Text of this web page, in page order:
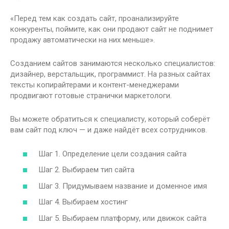
«Перед тем как создать сайт, проанализируйте
конкуренты, поймите, как они продают сайт не поднимет
продажу автоматически на них меньше».
Созданием сайтов занимаются несколько специалистов:
дизайнер, верстальщик, программист. На разных сайтах
тексты копирайтерами и контент-менеджерами
продвигают готовые странички маркетологи.
Вы можете обратиться к специалисту, который соберёт
вам сайт под ключ — и даже найдёт всех сотрудников.
Шаг 1. Определение цели создания сайта
Шаг 2. Выбираем тип сайта
Шаг 3. Придумываем название и доменное имя
Шаг 4. Выбираем хостинг
Шаг 5. Выбираем платформу, или движок сайта